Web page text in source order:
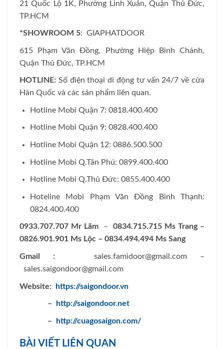
21 Quốc Lộ 1K, Phường Linh Xuân, Quận Thủ Đức,
TP.HCM
*SHOWROOM 5: GIAPHATDOOR
615 Phạm Văn Đồng, Phường Hiệp Bình Chánh,
Quận Thủ Đức, TP.HCM
HOTLINE: Số điện thoại di động tư vấn 24/7 về cửa
Hàn Quốc và các sản phẩm liên quan.
Hotline Mobi Quận 7: 0818.400.400
Hotline Mobi Quận 9: 0828.400.400
Hotline Mobi Quận 12: 0886.500.500
Hotline Mobi Q.Tân Phú: 0899.400.400
Hotline Mobi Q.Thủ Đức: 0855.400.400
Hoteline Mobi Phạm Văn Đồng Bình Thạnh:
0824.400.400
0933.707.707 Mr Lãm – 0834.715.715 Ms Trang –
0826.901.901 Ms Lộc – 0834.494.494 Ms Sang
Gmail : sales.famidoor@gmail.com –
sales.saigondoor@gmail.com
Website: https://saigondoor.vn
– http://saigondoor.net
– http://cuagosaigon.com/
BÀI VIẾT LIÊN QUAN